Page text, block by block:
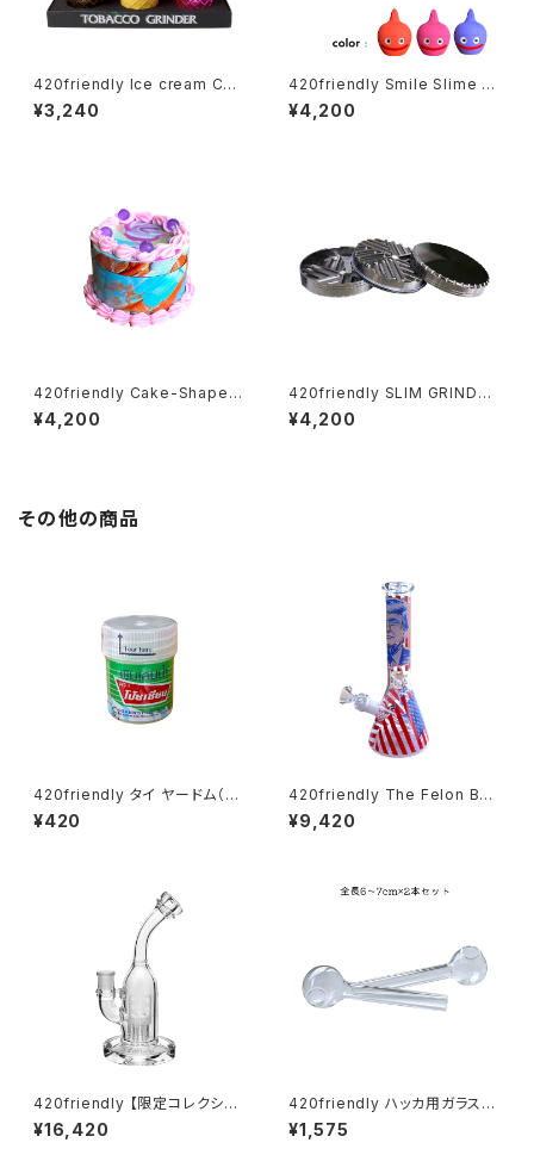
420friendly Ice cream Con
e Herb Grinder (4層構造）グ
ラインダー
¥3,240
420friendly Smile Slime H
erb Grinder (4層構造）グライ
ンダー
¥4,200
420friendly Cake-Shaped
Metal Grinder (4層構造）グラ
インダー
¥4,200
420friendly SLIM GRINDER
｜薄型 プレミアムハーブグライ
ンダー 62mm 3層構造 ｜マグ
¥4,200
その他の商品
420friendly タイ ヤードム（嗅
ぎ薬）／Pim-Saen Balm Oil
¥420
420friendly The Felon Bea
ker Bong - ガラスボング（26c
m）
¥9,420
420friendly 【限定コレクショ
ン】EG Glass Tree Perc Diff
user Dab Rig / ガラスボング
¥16,420
420friendly ハッカ用ガラスパ
イプ ミニサイズ 6〜7cm(2本セ
ット)
¥1,575